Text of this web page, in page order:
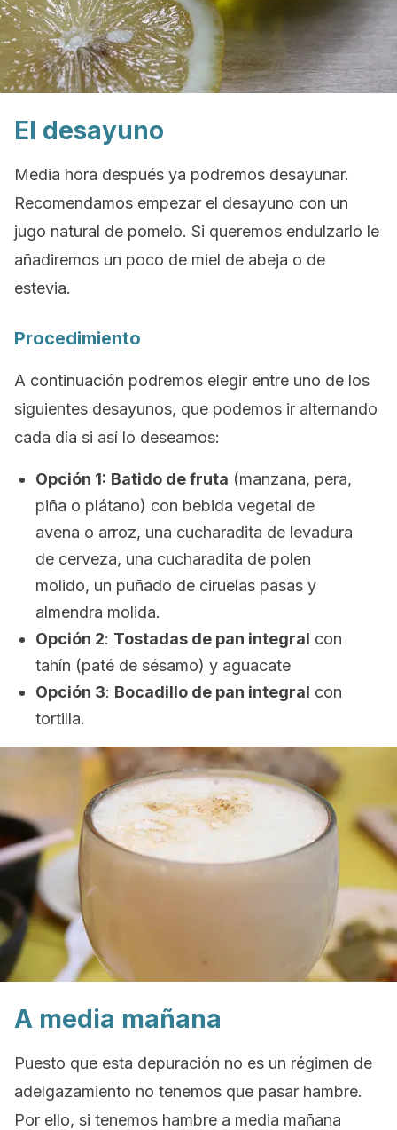
El desayuno
Media hora después ya podremos desayunar.
Recomendamos empezar el desayuno con un
jugo natural de pomelo. Si queremos endulzarlo le
añadiremos un poco de miel de abeja o de
estevia.
Procedimiento
A continuación podremos elegir entre uno de los
siguientes desayunos, que podemos ir alternando
cada día si así lo deseamos:
Opción 1: Batido de fruta (manzana, pera,
piña o plátano) con bebida vegetal de
avena o arroz, una cucharadita de levadura
de cerveza, una cucharadita de polen
molido, un puñado de ciruelas pasas y
almendra molida.
Opción 2: Tostadas de pan integral con
tahín (paté de sésamo) y aguacate
Opción 3: Bocadillo de pan integral con
tortilla.
A media mañana
Puesto que esta depuración no es un régimen de
adelgazamiento no tenemos que pasar hambre.
Por ello, si tenemos hambre a media mañana